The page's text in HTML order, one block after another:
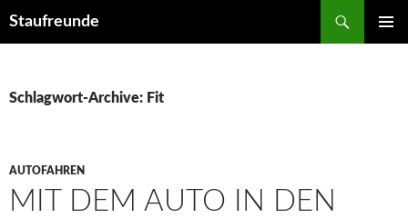
Staufreunde
Schlagwort-Archive: Fit
AUTOFAHREN
MIT DEM AUTO IN DEN